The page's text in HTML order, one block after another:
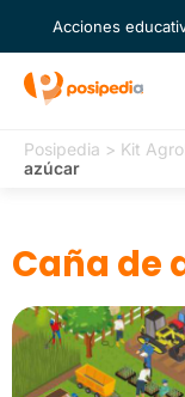
Acciones
Posipedia > Kit
azúcar
Caña de